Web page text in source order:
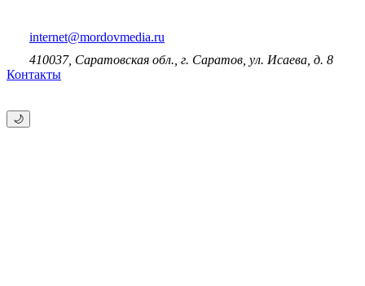
internet@mordovmedia.ru
410037, Саратовская обл., г. Саратов, ул. Исаева, д. 8
Контакты
🌙